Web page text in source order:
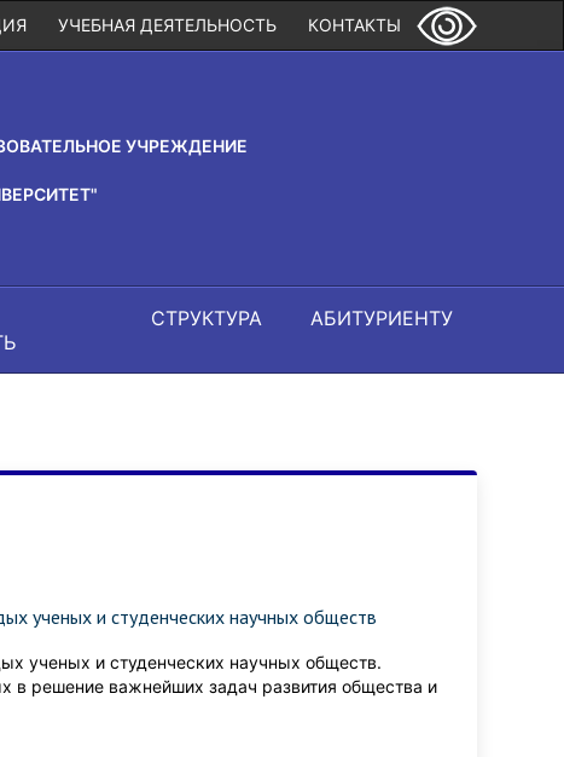
КОНТАКТЫ
УЧЕБНАЯ ДЕЯТЕЛЬНОСТЬ
УЧРЕЖДЕНИЕ
СТРУКТУРА АБИТУРИЕНТУ
ученых и студенческих научных обществ
ученых и студенческих научных обществ.
решение важнейших задач развития общества и